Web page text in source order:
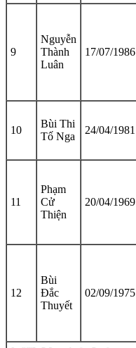
9
Nguyễn
Thành
Luân
17/07/1986
10
Bùi Thi
Tố Nga
24/04/1981
11
Phạm
Cử
Thiện
20/04/1969
12
Bùi
Đắc
Thuyết
02/09/1975